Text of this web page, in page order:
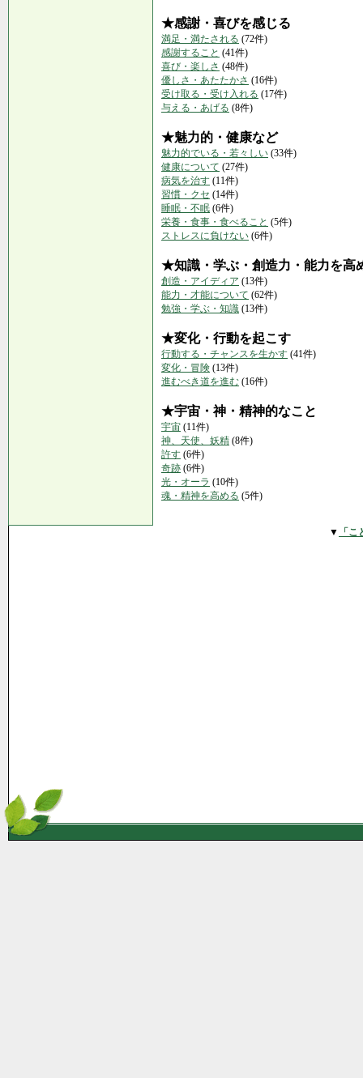
★感謝・喜びを感じる
満足・満たされる (72件)
感謝すること (41件)
喜び・楽しさ (48件)
優しさ・あたたかさ (16件)
受け取る・受け入れる (17件)
与える・あげる (8件)
★魅力的・健康など
魅力的でいる・若々しい (33件)
健康について (27件)
病気を治す (11件)
習慣・クセ (14件)
睡眠・不眠 (6件)
栄養・食事・食べること (5件)
ストレスに負けない (6件)
★知識・学ぶ・創造力・能力を高
創造・アイディア (13件)
能力・才能について (62件)
勉強・学ぶ・知識 (13件)
★変化・行動を起こす
行動する・チャンスを生かす (41件)
変化・冒険 (13件)
進むべき道を進む (16件)
★宇宙・神・精神的なこと
宇宙 (11件)
神、天使、妖精 (8件)
許す (6件)
奇跡 (6件)
光・オーラ (10件)
魂・精神を高める (5件)
▼ 「